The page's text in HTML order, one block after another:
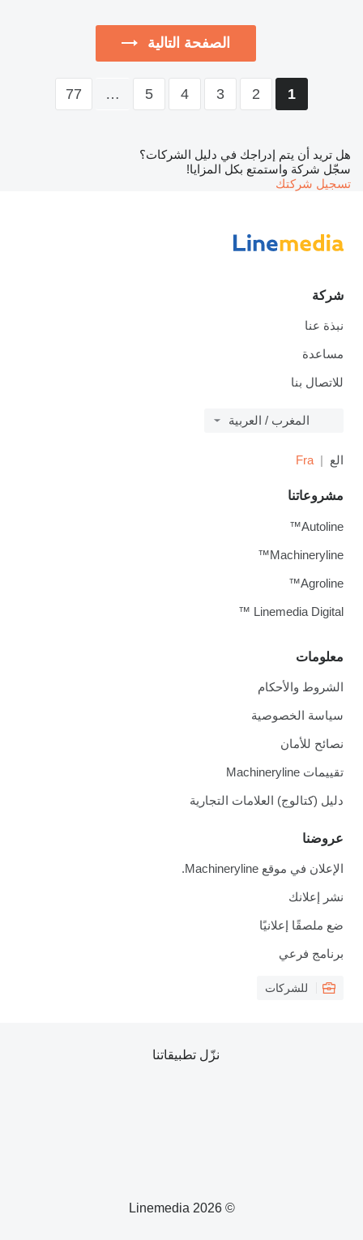
الصفحة التالية
1
2
3
4
5
…
77
هل تريد أن يتم إدراجك في دليل الشركات؟
سجّل شركة واستمتع بكل المزايا!
تسجيل شركتك
شركة
نبذة عنا
مساعدة
للاتصال بنا
المغرب / العربية
الع Fra
معلومات
الشروط والأحكام
سياسة الخصوصية
نصائح للأمان
تقييمات Machineryline
دليل (كتالوج) العلامات التجارية
عروضنا
الإعلان في موقع Machineryline.
نشر إعلانك
ضع ملصقًا إعلانيًا
برنامج فرعي
للشركات
مشروعاتنا
Autoline™
Machineryline™
Agroline™
Linemedia Digital ™
© 2026 Linemedia
نزّل تطبيقاتنا